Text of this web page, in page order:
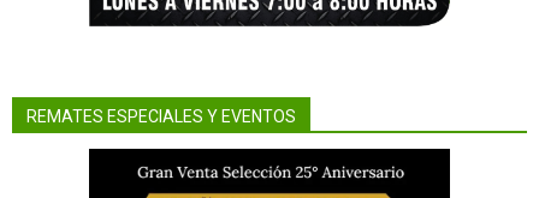
REMATES ESPECIALES Y EVENTOS